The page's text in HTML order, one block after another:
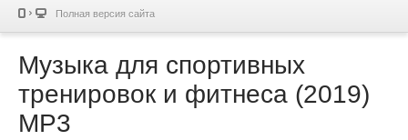
Полная версия сайта
Музыка для спортивных
тренировок и фитнеса (2019)
MP3